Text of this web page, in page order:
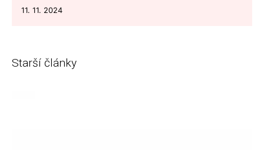
11. 11. 2024
Starší články